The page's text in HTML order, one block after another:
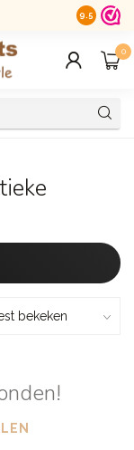
14 dagen
9.5
0